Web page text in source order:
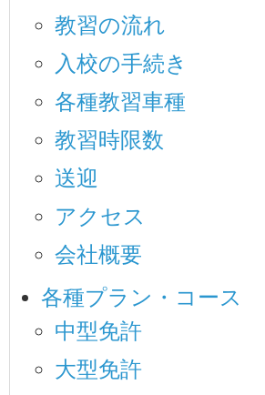
教習の流れ
入校の手続き
各種教習車種
教習時限数
送迎
アクセス
会社概要
各種プラン・コース
中型免許
大型免許